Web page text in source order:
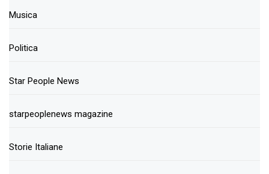
Musica
Politica
Star People News
starpeoplenews magazine
Storie Italiane